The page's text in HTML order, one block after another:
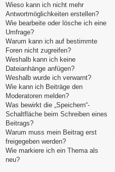
Wieso kann ich nicht mehr
Antwortmöglichkeiten erstellen?
Wie bearbeite oder lösche ich eine
Umfrage?
Warum kann ich auf bestimmte
Foren nicht zugreifen?
Weshalb kann ich keine
Dateianhänge anfügen?
Weshalb wurde ich verwarnt?
Wie kann ich Beiträge den
Moderatoren melden?
Was bewirkt die „Speichern“-
Schaltfläche beim Schreiben eines
Beitrags?
Warum muss mein Beitrag erst
freigegeben werden?
Wie markiere ich ein Thema als
neu?